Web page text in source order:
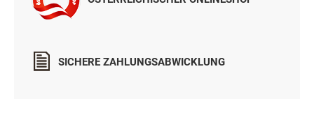
SICHERE ZAHLUNGSABWICKLUNG